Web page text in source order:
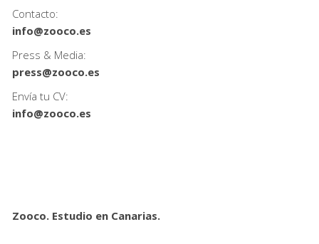
Contacto:
info@zooco.es
Press & Media:
press@zooco.es
Envía tu CV:
info@zooco.es
Zooco. Estudio en Canarias.